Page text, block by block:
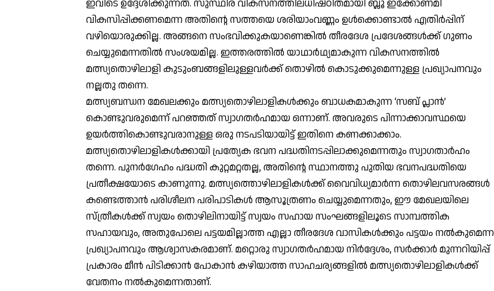
ഇവിടെ ഉദ്ദേശിക്കുന്നത്. സുസ്ഥിര വികസനത്തിലധിഷ്ഠിതമായി ബ്ലൂ ഇക്കോണമി
വികസിപ്പിക്കണമെന്ന അതിന്റെ സത്തയെ ശരിയാംവണ്ണം ഉള്‍ക്കൊണ്ടാല്‍ എതിര്‍പ്പിന്
വഴിയൊരുക്കില്ല. അങ്ങനെ സംഭവിക്കുകയാണെങ്കില്‍ തീരദേശ പ്രദേശങ്ങള്‍ക്ക് ഗുണം
ചെയ്യുമെന്നതില്‍ സംശയമില്ല. ഇത്തരത്തില്‍ യാഥാര്‍ഥ്യമാകുന്ന വികസനത്തില്‍
മത്സ്യതൊഴിലാളി കുടുംബങ്ങളിലുള്ളവര്‍ക്ക് തൊഴില്‍ കൊടുക്കുമെന്നുള്ള പ്രഖ്യാപനവും
നല്ലതു തന്നെ.
മത്സ്യബന്ധന മേഖലക്കും മത്സ്യതൊഴിലാളികള്‍ക്കും ബാധകമാകുന്ന ‘സബ് പ്ലാന്‍’
കൊണ്ടുവരുമെന്ന് പറഞ്ഞത് സ്വാഗതര്‍ഹമായ ഒന്നാണ്. അവരുടെ പിന്നാക്കാവസ്ഥയെ
ഉയര്‍ത്തികൊണ്ടുവരാനുള്ള ഒരു നടപടിയായിട്ട് ഇതിനെ കണക്കാക്കാം.
മത്സ്യതൊഴിലാളികള്‍ക്കായി പ്രത്യേക ഭവന പദ്ധതിനടപ്പിലാക്കുമെന്നതും സ്വാഗതാര്‍ഹം
തന്നെ. പുനര്‍ഗേഹം പദ്ധതി കുറ്റമറ്റതല്ല, അതിന്റെ സ്ഥാനത്തു പുതിയ ഭവനപദ്ധതിയെ
പ്രതീക്ഷയോടെ കാണുന്നു. മത്സ്യത്തൊഴിലാളികള്‍ക്ക് വൈവിധ്യമാര്‍ന്ന തൊഴിലവസരങ്ങള്‍
കണ്ടെത്താന്‍ പരിശീലന പരിപാടികള്‍ ആസൂത്രണം ചെയ്യുമെന്നതും, ഈ മേഖലയിലെ
സ്ത്രീകള്‍ക്ക് സ്വയം തൊഴിലിനായിട്ട് സ്വയം സഹായ സംഘങ്ങളിലൂടെ സാമ്പത്തിക
സഹായവും, അതുപോലെ പട്ടയമില്ലാത്ത എല്ലാ തീരദേശ വാസികള്‍ക്കും പട്ടയം നല്‍കുമെന്ന
പ്രഖ്യാപനവും ആശ്വാസകരമാണ്. മറ്റൊരു സ്വാഗതര്‍ഹമായ നിര്‍ദ്ദേശം, സര്‍ക്കാര്‍ മുന്നറിയിപ്പ്
പ്രകാരം മീന്‍ പിടിക്കാന്‍ പോകാന്‍ കഴിയാത്ത സാഹചര്യങ്ങളില്‍ മത്സ്യതൊഴിലാളികള്‍ക്ക്
വേതനം നല്‍കുമെന്നതാണ്.